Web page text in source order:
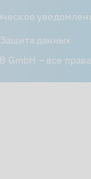
Защита данных
GmbH – все